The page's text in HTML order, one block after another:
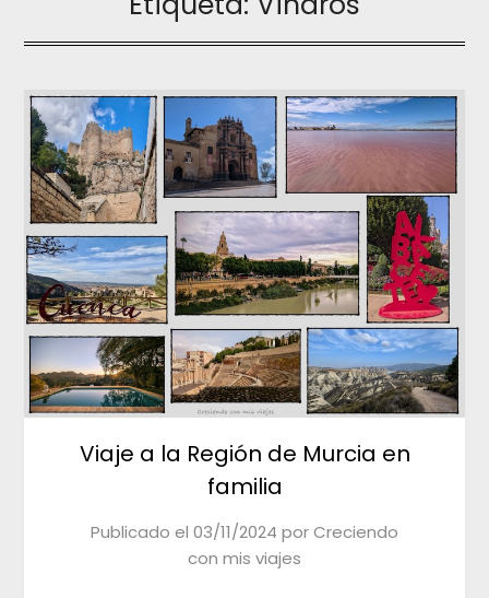
Viaje a la Región de Murcia en
familia
Publicado el 03/11/2024 porCreciendo
con mis viajes